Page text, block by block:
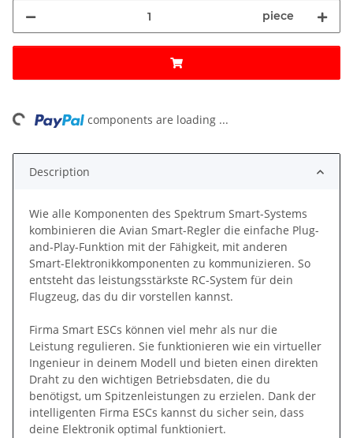
piece
components are loading ...
Description
Wie alle Komponenten des Spektrum Smart-Systems
kombinieren die Avian Smart-Regler die einfache Plug-
and-Play-Funktion mit der Fähigkeit, mit anderen
Smart-Elektronikkomponenten zu kommunizieren. So
entsteht das leistungsstärkste RC-System für dein
Flugzeug, das du dir vorstellen kannst.
Firma Smart ESCs können viel mehr als nur die
Leistung regulieren. Sie funktionieren wie ein virtueller
Ingenieur in deinem Modell und bieten einen direkten
Draht zu den wichtigen Betriebsdaten, die du
benötigst, um Spitzenleistungen zu erzielen. Dank der
intelligenten Firma ESCs kannst du sicher sein, dass
deine Elektronik optimal funktioniert.